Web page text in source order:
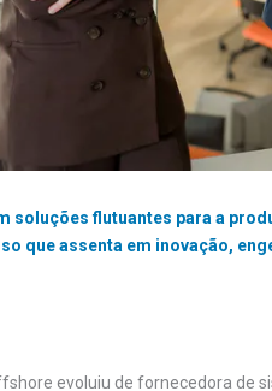
soluções flutuantes para a
que assenta em inovação,
evoluiu de fornecedora de